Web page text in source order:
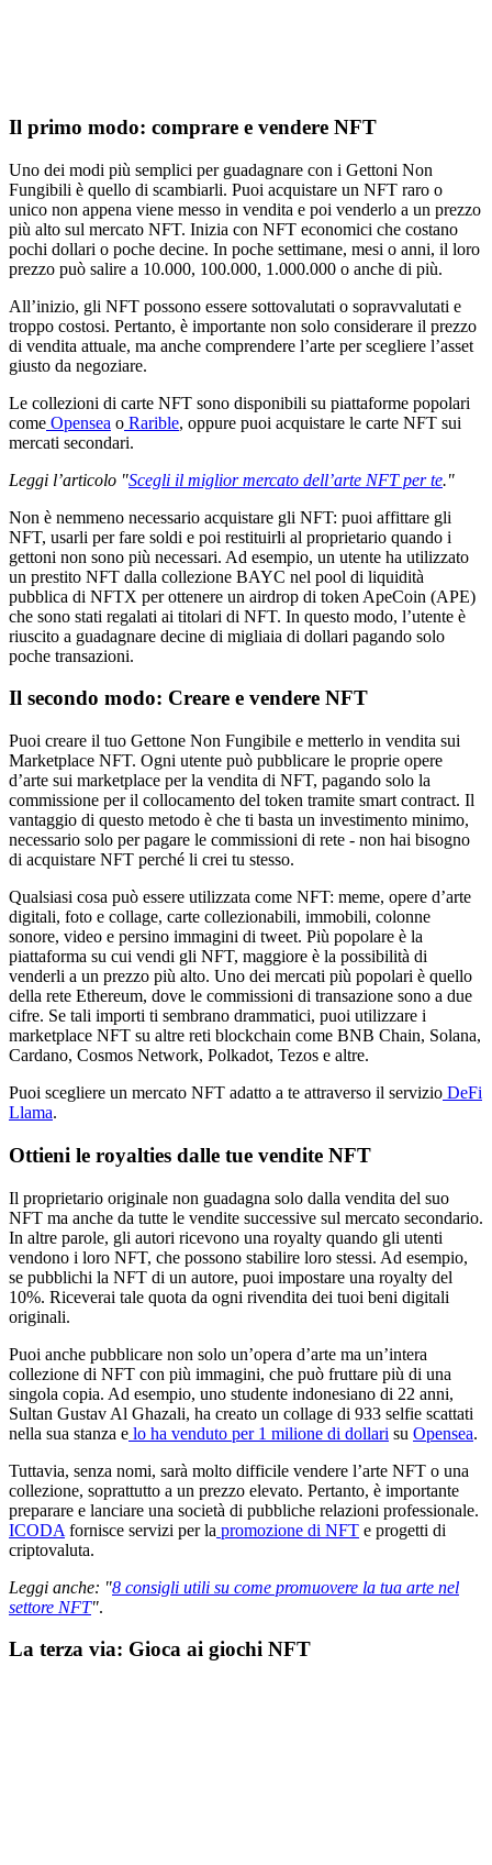
Il primo modo: comprare e vendere NFT
Uno dei modi più semplici per guadagnare con i Gettoni Non
Fungibili è quello di scambiarli. Puoi acquistare un NFT raro o
unico non appena viene messo in vendita e poi venderlo a un prezzo
più alto sul mercato NFT. Inizia con NFT economici che costano
pochi dollari o poche decine. In poche settimane, mesi o anni, il loro
prezzo può salire a 10.000, 100.000, 1.000.000 o anche di più.
All’inizio, gli NFT possono essere sottovalutati o sopravvalutati e
troppo costosi. Pertanto, è importante non solo considerare il prezzo
di vendita attuale, ma anche comprendere l’arte per scegliere l’asset
giusto da negoziare.
Le collezioni di carte NFT sono disponibili su piattaforme popolari
come Opensea o Rarible, oppure puoi acquistare le carte NFT sui
mercati secondari.
Leggi l’articolo "Scegli il miglior mercato dell’arte NFT per te."
Non è nemmeno necessario acquistare gli NFT: puoi affittare gli
NFT, usarli per fare soldi e poi restituirli al proprietario quando i
gettoni non sono più necessari. Ad esempio, un utente ha utilizzato
un prestito NFT dalla collezione BAYC nel pool di liquidità
pubblica di NFTX per ottenere un airdrop di token ApeCoin (APE)
che sono stati regalati ai titolari di NFT. In questo modo, l’utente è
riuscito a guadagnare decine di migliaia di dollari pagando solo
poche transazioni.
Il secondo modo: Creare e vendere NFT
Puoi creare il tuo Gettone Non Fungibile e metterlo in vendita sui
Marketplace NFT. Ogni utente può pubblicare le proprie opere
d’arte sui marketplace per la vendita di NFT, pagando solo la
commissione per il collocamento del token tramite smart contract. Il
vantaggio di questo metodo è che ti basta un investimento minimo,
necessario solo per pagare le commissioni di rete - non hai bisogno
di acquistare NFT perché li crei tu stesso.
Qualsiasi cosa può essere utilizzata come NFT: meme, opere d’arte
digitali, foto e collage, carte collezionabili, immobili, colonne
sonore, video e persino immagini di tweet. Più popolare è la
piattaforma su cui vendi gli NFT, maggiore è la possibilità di
venderli a un prezzo più alto. Uno dei mercati più popolari è quello
della rete Ethereum, dove le commissioni di transazione sono a due
cifre. Se tali importi ti sembrano drammatici, puoi utilizzare i
marketplace NFT su altre reti blockchain come BNB Chain, Solana,
Cardano, Cosmos Network, Polkadot, Tezos e altre.
Puoi scegliere un mercato NFT adatto a te attraverso il servizio DeFi
Llama.
Ottieni le royalties dalle tue vendite NFT
Il proprietario originale non guadagna solo dalla vendita del suo
NFT ma anche da tutte le vendite successive sul mercato secondario.
In altre parole, gli autori ricevono una royalty quando gli utenti
vendono i loro NFT, che possono stabilire loro stessi. Ad esempio,
se pubblichi la NFT di un autore, puoi impostare una royalty del
10%. Riceverai tale quota da ogni rivendita dei tuoi beni digitali
originali.
Puoi anche pubblicare non solo un’opera d’arte ma un’intera
collezione di NFT con più immagini, che può fruttare più di una
singola copia. Ad esempio, uno studente indonesiano di 22 anni,
Sultan Gustav Al Ghazali, ha creato un collage di 933 selfie scattati
nella sua stanza e lo ha venduto per 1 milione di dollari su Opensea.
Tuttavia, senza nomi, sarà molto difficile vendere l’arte NFT o una
collezione, soprattutto a un prezzo elevato. Pertanto, è importante
preparare e lanciare una società di pubbliche relazioni professionale.
ICODA fornisce servizi per la promozione di NFT e progetti di
criptovaluta.
Leggi anche: "8 consigli utili su come promuovere la tua arte nel
settore NFT".
La terza via: Gioca ai giochi NFT